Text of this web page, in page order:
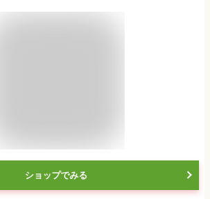
ショップでみる